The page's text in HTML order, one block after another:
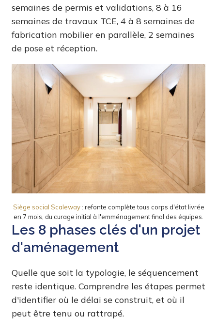
semaines de permis et validations, 8 à 16
semaines de travaux TCE, 4 à 8 semaines de
fabrication mobilier en parallèle, 2 semaines
de pose et réception.
Siège social Scaleway: refonte complète tous corps d'état livrée
en 7 mois, du curage initial à l'emménagement final des équipes.
Les 8 phases clés d'un projet
d'aménagement
Quelle que soit la typologie, le séquencement
reste identique. Comprendre les étapes permet
d'identifier où le délai se construit, et où il
peut être tenu ou rattrapé.